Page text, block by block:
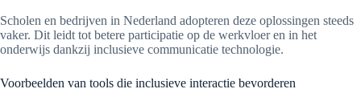
Scholen en bedrijven in Nederland adopteren deze oplossingen steeds
vaker. Dit leidt tot betere participatie op de werkvloer en in het
onderwijs dankzij inclusieve communicatie technologie.
Voorbeelden van tools die inclusieve interactie bevorderen